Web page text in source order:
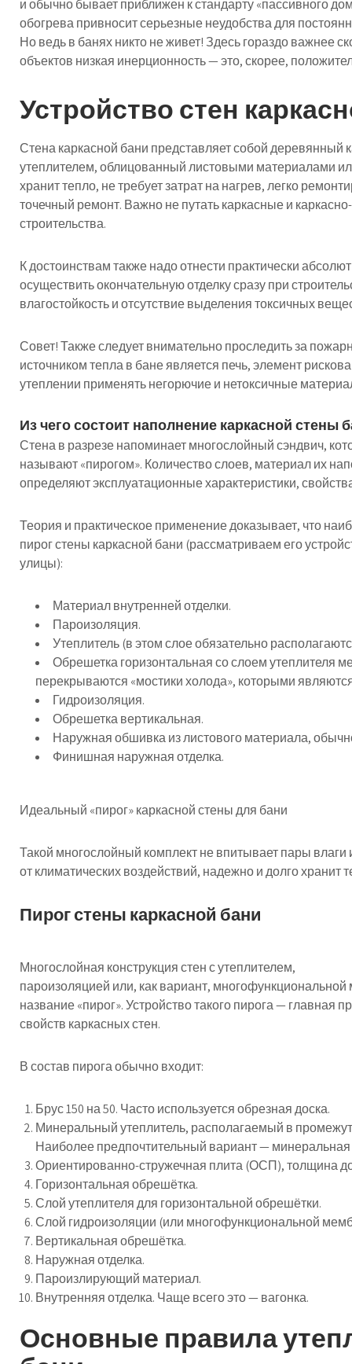
и обычно бывает приближен к стандарту «пассивного
обогрева привносит серьезные неудобства для
Но ведь в банях никто не живет! Здесь гораздо важнее
объектов низкая инерционность — это, скорее,
Устройство стен
Стена каркасной бани представляет собой деревянный
утеплителем, облицованный листовыми материалами
хранит тепло, не требует затрат на нагрев, легко
точечный ремонт. Важно не путать каркасные и
строительства.
К достоинствам также надо отнести практически
осуществить окончательную отделку сразу при
влагостойкость и отсутствие выделения токсичных
Совет! Также следует внимательно проследить за
источником тепла в бане является печь, элемент
утеплении применять негорючие и нетоксичные
Из чего состоит наполнение каркасной стены
Стена в разрезе напоминает многослойный сэндвич,
называют «пирогом». Количество слоев, материал их
определяют эксплуатационные характеристики,
Теория и практическое применение доказывает, что
пирог стены каркасной бани (рассматриваем его
улицы):
Материал внутренней отделки.
Пароизоляция.
Утеплитель (в этом слое обязательно
Обрешетка горизонтальная со слоем утеплителя
перекрываются «мостики холода», которыми
Гидроизоляция.
Обрешетка вертикальная.
Наружная обшивка из листового материала,
Финишная наружная отделка.
Идеальный «пирог» каркасной стены для бани
Такой многослойный комплект не впитывает пары
от климатических воздействий, надежно и долго хранит
Пирог стены каркасной бани
Многослойная конструкция стен с утеплителем,
пароизоляцией или, как вариант,
название «пирог». Устройство такого пирога — главная
свойств каркасных стен.
В состав пирога обычно входит:
Брус 150 на 50. Часто используется обрезная доска.
Минеральный утеплитель, располагаемый в
Наиболее предпочтительный вариант — минеральная
Ориентированно-стружечная плита (ОСП), толщина
Горизонтальная обрешётка.
Слой утеплителя для горизонтальной обрешётки.
Слой гидроизоляции (или многофункциональной
Вертикальная обрешётка.
Наружная отделка.
Пароизлирующий материал.
Внутренняя отделка. Чаще всего это — вагонка.
Основные правила